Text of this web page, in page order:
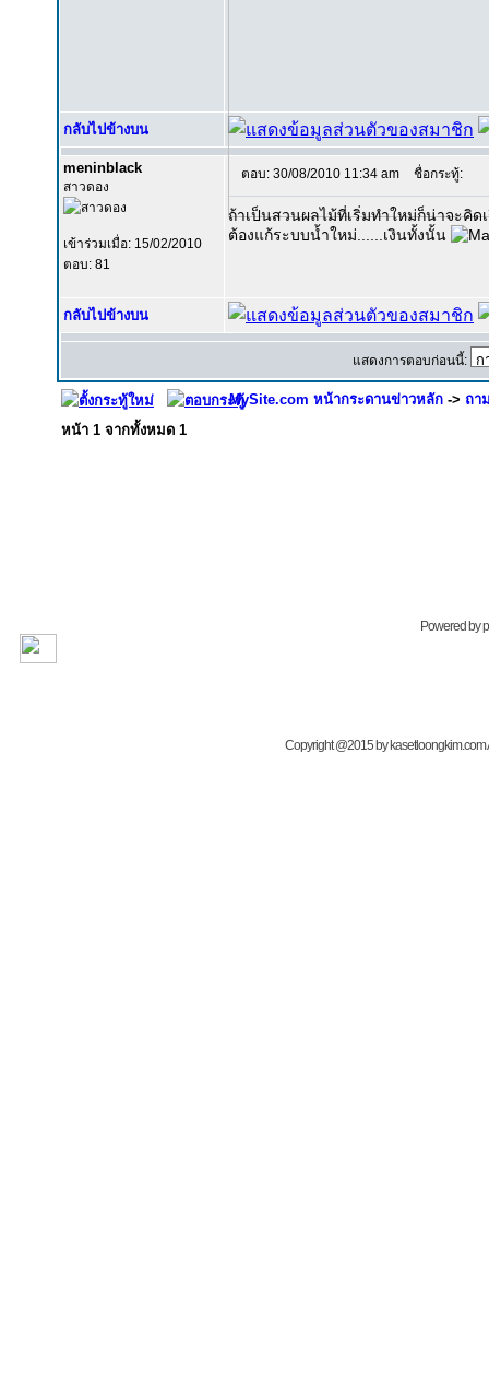
กลับไปข้างบน
meninblack
สาวดอง
เข้าร่วมเมื่อ: 15/02/2010
ตอบ: 81
ตอบ: 30/08/2010 11:34 am ชื่อกระทู้:
ถ้าเป็นสวนผลไม้ที่เริ่มทำใหม่ก็น่าจะคิ
ต้องแก้ระบบน้ำใหม่......เงินทั้งนั้น
กลับไปข้างบน
แสดงการตอบก่อนนี้:
MySite.com หน้ากระดานข่าวหลัก -> ถา
หน้า 1 จากทั้งหมด 1
Powered by
Copyright @2015 by kasetloongkim.com